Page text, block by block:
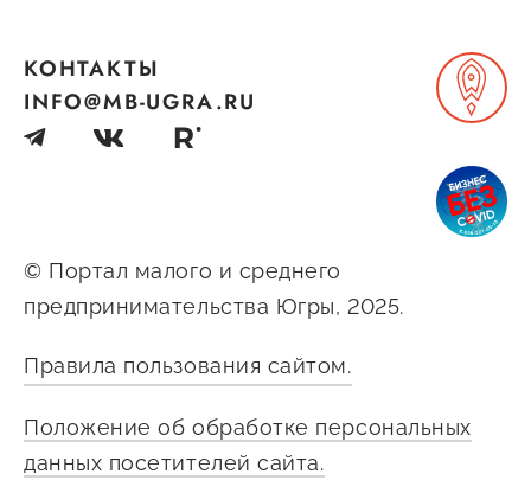
© Портал малого и среднего
предпринимательства Югры, 2025.
Правила пользования сайтом.
Положение об обработке персональных
данных посетителей сайта.
КОНТАКТЫ
INFO@MB-UGRA.RU